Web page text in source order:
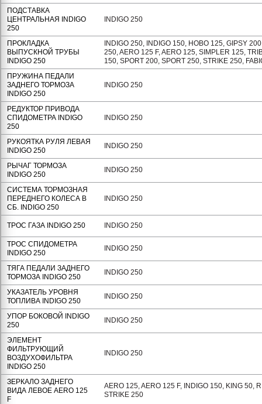
ПОДСТАВКА
ЦЕНТРАЛЬНАЯ INDIGO
250
INDIGO 250
ПРОКЛАДКА
ВЫПУСКНОЙ ТРУБЫ
INDIGO 250
INDIGO 250, INDIGO 150, HOBO 125, GIPSY
250, AERO 125 F, AERO 125, SIMPLER 125,
150, SPORT 200, SPORT 250, STRIKE 250,
ПРУЖИНА ПЕДАЛИ
ЗАДНЕГО ТОРМОЗА
INDIGO 250
INDIGO 250
РЕДУКТОР ПРИВОДА
СПИДОМЕТРА INDIGO
250
INDIGO 250
РУКОЯТКА РУЛЯ ЛЕВАЯ
INDIGO 250
INDIGO 250
РЫЧАГ ТОРМОЗА
INDIGO 250
INDIGO 250
СИСТЕМА ТОРМОЗНАЯ
ПЕРЕДНЕГО КОЛЕСА В
СБ. INDIGO 250
INDIGO 250
ТРОС ГАЗА INDIGO 250 INDIGO 250
ТРОС СПИДОМЕТРА
INDIGO 250
INDIGO 250
ТЯГА ПЕДАЛИ ЗАДНЕГО
ТОРМОЗА INDIGO 250
INDIGO 250
УКАЗАТЕЛЬ УРОВНЯ
ТОПЛИВА INDIGO 250
INDIGO 250
УПОР БОКОВОЙ INDIGO
250
INDIGO 250
ЭЛЕМЕНТ
ФИЛЬТРУЮЩИЙ
ВОЗДУХОФИЛЬТРА
INDIGO 250
INDIGO 250
ЗЕРКАЛО ЗАДНЕГО
ВИДА ЛЕВОЕ AERO 125
F
AERO 125, AERO 125 F, INDIGO 150, KING 50,
STRIKE 250